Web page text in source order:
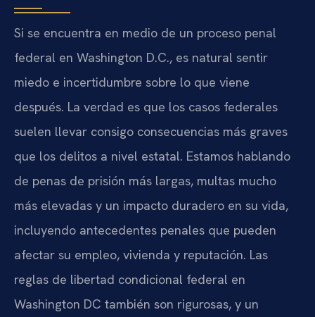
Si se encuentra en medio de un proceso penal
federal en Washington D.C., es natural sentir
miedo e incertidumbre sobre lo que viene
después. La verdad es que los casos federales
suelen llevar consigo consecuencias más graves
que los delitos a nivel estatal. Estamos hablando
de penas de prisión más largas, multas mucho
más elevadas y un impacto duradero en su vida,
incluyendo antecedentes penales que pueden
afectar su empleo, vivienda y reputación. Las
reglas de libertad condicional federal en
Washington DC también son rigurosas, y un